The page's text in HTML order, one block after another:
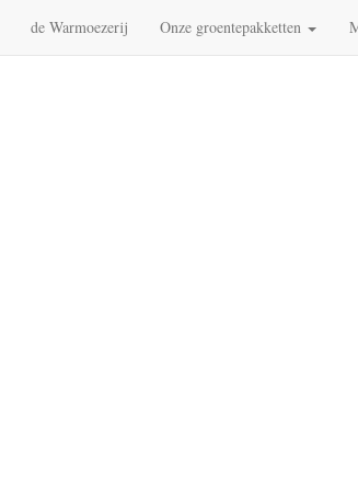
de Warmoezerij Onze groentepakketten